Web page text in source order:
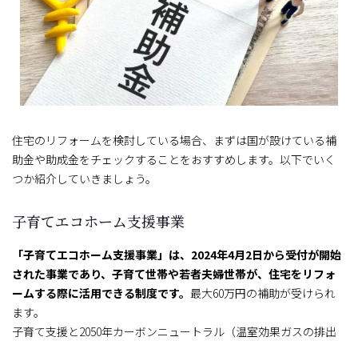
住宅のリフォームを検討している場合、まずは国が設けている補
助金や助成金をチェックすることをおすすめします。以下でいく
つか紹介していきましょう。
子育てエコホーム支援事業
「子育てエコホーム支援事業」は、2024年4月2日から受付が開始
された事業であり、子育て世帯や若者夫婦世帯が、住宅をリフォ
ームする際に活用できる制度です。 最大60万円の補助が受けられ
ます。
子育て支援と2050年カーボンニュートラル（温室効果ガスの排出